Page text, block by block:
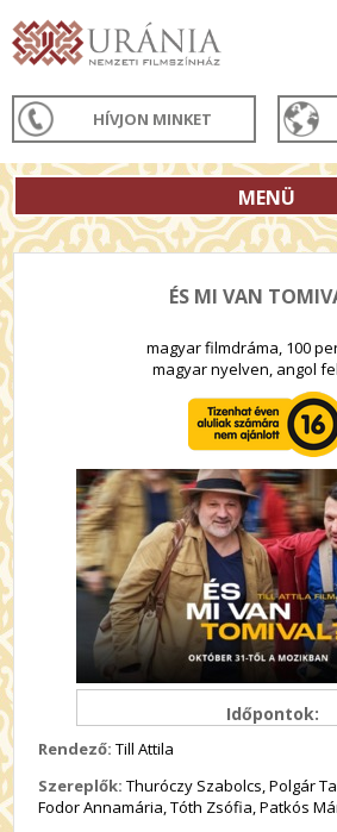
HÍVJON MINKET
MENÜ
ÉS MI VAN
magyar filmdráma, 100
magyar nyelven, angol
Időpontok:
Rendező: Till Attila
Szereplők: Thuróczy Szabolcs, Polgár
Fodor Annamária, Tóth Zsófia, Patkós